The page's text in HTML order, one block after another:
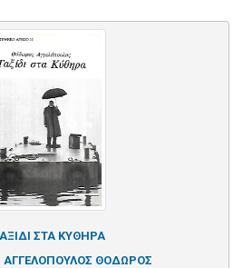
ΣΤΑ ΚΥΘΗΡΑ
ΑΓΓΕΛΟΠΟΥΛΟΣ ΘΟΔΩΡΟΣ